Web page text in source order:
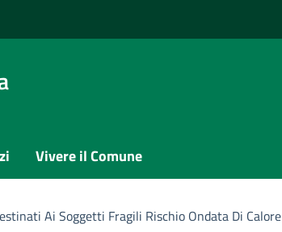
Vivere il Comune
Ai Soggetti Fragili Rischio Ondata Di Calore